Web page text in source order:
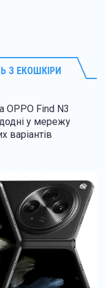
З ЕКОШКІРИ
OPPO Find N3
у мережу
варіантів